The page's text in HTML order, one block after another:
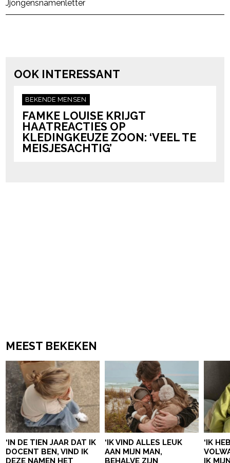
Jjongensnamenletter
OOK INTERESSANT
BEKENDE MENSEN
FAMKE LOUISE KRIJGT
HAATREACTIES OP
KLEDINGKEUZE ZOON: ‘VEEL TE
MEISJESACHTIG’
MEEST BEKEKEN
‘IN DE TIEN JAAR DAT IK
DOCENT BEN, VIND IK
DEZE NAMEN HET
‘IK VIND ALLES LEUK
AAN MIJN MAN,
BEHALVE ZIJN
‘IK
IK